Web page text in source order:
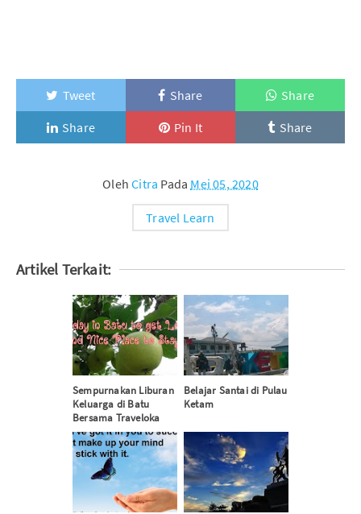
Tweet Share
Share
Share
Pin It Share
OlehCitra Pada Mei 05, 2020
Travel Learn
Artikel Terkait:
Sempurnakan Liburan
Keluarga di Batu
Bersama Traveloka
Belajar Santai di Pulau
Ketam